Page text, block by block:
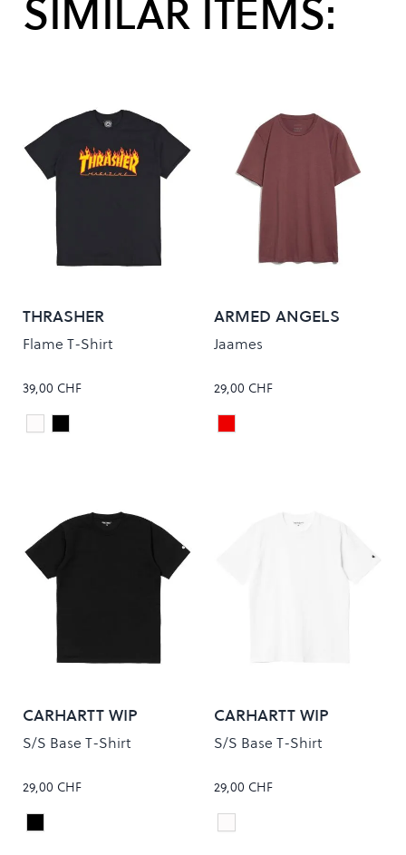
SIMILAR ITEMS:
THRASHER
Flame T-Shirt
39,00 CHF
Colour
WhiteBlack
ARMED ANGELS
Jaames
29,00 CHF
Colour
Sable Red
CARHARTT WIP
S/S Base T-Shirt
29,00 CHF
Colour
Black/White
CARHARTT WIP
S/S Base T-Shirt
29,00 CHF
Colour
White/Black